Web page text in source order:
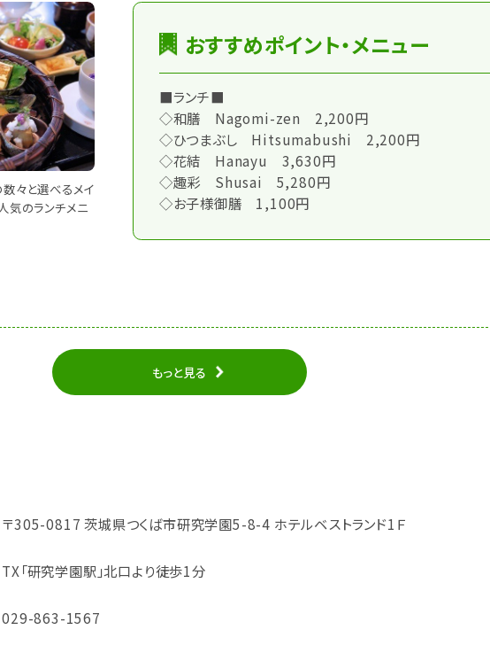
数々と選べるメイ
気のランチメニ
おすすめポイント・メニュー
■ランチ■
◇和膳 Nagomi-zen 2,200円
◇ひつまぶし Hitsumabushi 2,200円
◇花結 Hanayu 3,630円
◇趣彩 Shusai 5,280円
◇お子様御膳 1,100円
もっと見る
〒305-0817 茨城県つくば市研究学園5-8-4 ホテルベストランド1Ｆ
TX「研究学園駅」北口より徒歩1分
029-863-1567